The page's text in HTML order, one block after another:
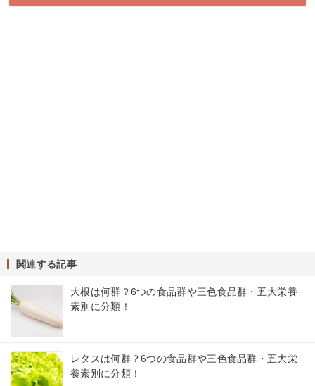
関連する記事
大根は何群？6つの食品群や三色食品群・五大栄養
素別に分類！
レタスは何群？6つの食品群や三色食品群・五大栄
養素別に分類！